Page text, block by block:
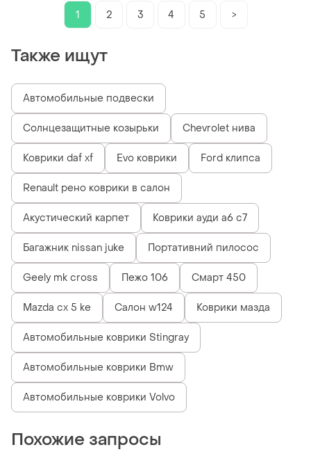
автомобильный коврик
эво коврики в
1 2 3 4 5 >
Также ищут
Автомобильные подвески
Солнцезащитные козырьки Chevrolet нива
Коврики daf xf Evo коврики Ford клипса
Renault рено коврики в салон
Акустический карпет Коврики ауди а6 с7
Багажник nissan juke Портативний пилосос
Geely mk cross Пежо 106 Смарт 450
Mazda cx 5 ke Салон w124 Коврики мазда
Автомобильные коврики Stingray
Автомобильные коврики Bmw
Автомобильные коврики Volvo
Похожие запросы